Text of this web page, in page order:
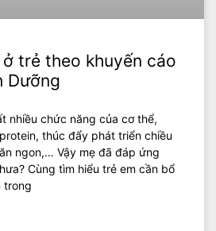
trẻ theo khuyến cáo
Dưỡng
nhiều chức năng của cơ thể,
thúc đẩy phát triển chiều
ngon,… Vậy mẹ đã đáp ứng
Cùng tìm hiểu trẻ em cần bổ
trong